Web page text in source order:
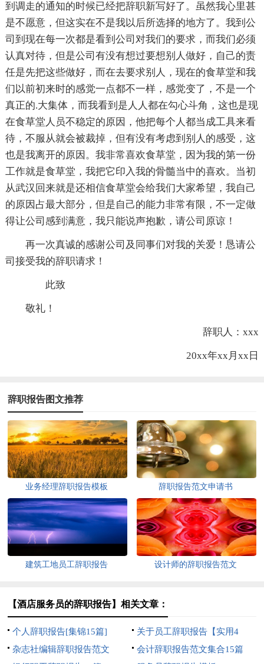
到调走的通知的时候已经把辞职新写好了。虽然我心里甚
是不愿意，但这实在不是我以后所选择的地方了。我到公
司到现在每一次都是看到公司对我们的要求，而我们必须
认真对待，但是公司有没有想过要想别人做好，自己的责
任是先把这些做好，而在去要求别人，现在的食草堂和我
们以前初来时的感觉一点都不一样，感觉变了，不是一个
真正的.大集体，而我看到是人人都在勾心斗角，这也是现
在食草堂人员不稳定的原因，他把每个人都当成工具来看
待，不服从就会被裁掉，但有没有考虑到别人的感受，这
也是我离开的原因。我非常喜欢食草堂，因为我的第一份
工作就是食草堂，我把它印入我的骨髓当中的喜欢。当初
从武汉回来就是还相信食草堂会给我们大家希望，我自己
的原因占最大部分，但是自己的能力非常有限，不一定做
得让公司感到满意，我只能说声抱歉，请公司原谅！
再一次真诚的感谢公司及同事们对我的关爱！恳请公
司接受我的辞职请求！
此致
敬礼！
辞职人：xxx
20xx年xx月xx日
辞职报告图文推荐
业务经理辞职报告模板 辞职报告范文申请书
建筑工地员工辞职报告 设计师的辞职报告范文
【酒店服务员的辞职报告】相关文章：
个人辞职报告[集锦15篇]
关于员工辞职报告【实用4
篇】
杂志社编辑辞职报告范文
会计辞职报告范文集合15篇